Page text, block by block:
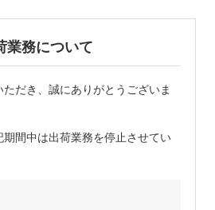
業務について
だき、誠にありがとうございま
間中は出荷業務を停止させてい